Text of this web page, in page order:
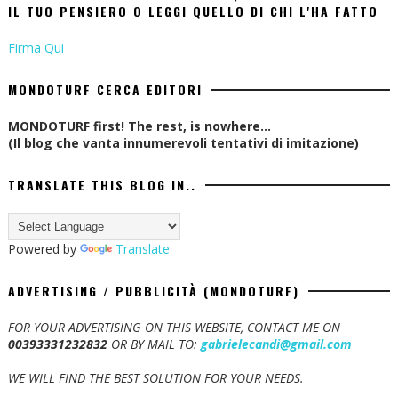
IL TUO PENSIERO O LEGGI QUELLO DI CHI L'HA FATTO
Firma Qui
MONDOTURF CERCA EDITORI
MONDOTURF first! The rest, is nowhere...
(Il blog che vanta innumerevoli tentativi di imitazione)
TRANSLATE THIS BLOG IN..
Powered by Translate
ADVERTISING / PUBBLICITÀ (MONDOTURF)
FOR YOUR ADVERTISING ON THIS WEBSITE, CONTACT ME ON
00393331232832OR BY MAIL TO: gabrielecandi@gmail.com
WE WILL FIND THE BEST SOLUTION FOR YOUR NEEDS.